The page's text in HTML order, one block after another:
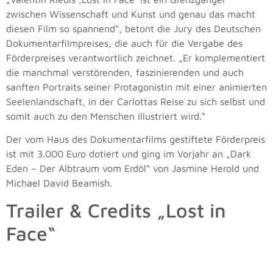
zwischen Wissenschaft und Kunst und genau das macht
diesen Film so spannend“, betont die Jury des Deutschen
Dokumentarfilmpreises, die auch für die Vergabe des
Förderpreises verantwortlich zeichnet. „Er komplementiert
die manchmal verstörenden, faszinierenden und auch
sanften Portraits seiner Protagonistin mit einer animierten
Seelenlandschaft, in der Carlottas Reise zu sich selbst und
somit auch zu den Menschen illustriert wird.“
Der vom Haus des Dokumentarfilms gestiftete Förderpreis
ist mit 3.000 Euro dotiert und ging im Vorjahr an „Dark
Eden – Der Albtraum vom Erdöl“ von Jasmine Herold und
Michael David Beamish.
Trailer & Credits „Lost in
Face“